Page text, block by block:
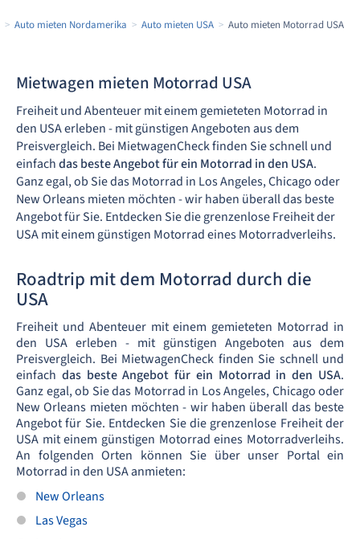
Auto mieten Nordamerika Auto mieten USA Auto mieten Motorrad USA
Mietwagen mieten Motorrad USA
Freiheit und Abenteuer mit einem gemieteten Motorrad in
den USA erleben - mit günstigen Angeboten aus dem
Preisvergleich. Bei MietwagenCheck finden Sie schnell und
einfachdas beste Angebot für ein Motorrad in den USA.
Ganz egal, ob Sie das Motorrad in Los Angeles, Chicago oder
New Orleans mieten möchten - wir haben überall das beste
Angebot für Sie. Entdecken Sie die grenzenlose Freiheit der
USA mit einem günstigen Motorrad eines Motorradverleihs.
Roadtrip mit dem Motorrad durch die
USA
Freiheit und Abenteuer mit einem gemieteten Motorrad in
den USA erleben - mit günstigen Angeboten aus dem
Preisvergleich. Bei MietwagenCheck finden Sie schnell und
einfach das beste Angebot für ein Motorrad in den USA.
Ganz egal, ob Sie das Motorrad in Los Angeles, Chicago oder
New Orleans mieten möchten - wir haben überall das beste
Angebot für Sie. Entdecken Sie die grenzenlose Freiheit der
USA mit einem günstigen Motorrad eines Motorradverleihs.
An folgenden Orten können Sie über unser Portal ein
Motorrad in den USA anmieten:
New Orleans
Las Vegas